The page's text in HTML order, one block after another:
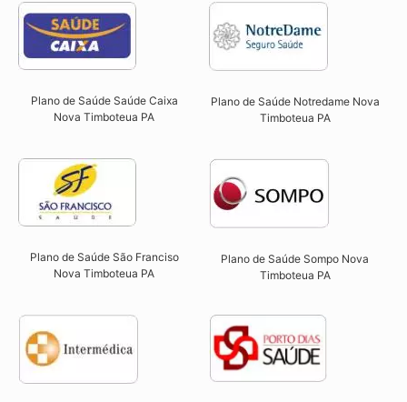
Plano de Saúde Saúde Caixa
Nova Timboteua PA​
Plano de Saúde Notredame Nova
Timboteua PA​
Plano de Saúde São Franciso
Nova Timboteua PA​
Plano de Saúde Sompo Nova
Timboteua PA​